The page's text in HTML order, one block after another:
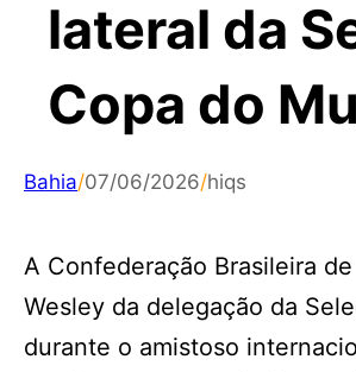
lateral da
Copa do
Bahia/07/06/2026/hiqs
A Confederação Brasileira
Wesley da delegação da
durante o amistoso